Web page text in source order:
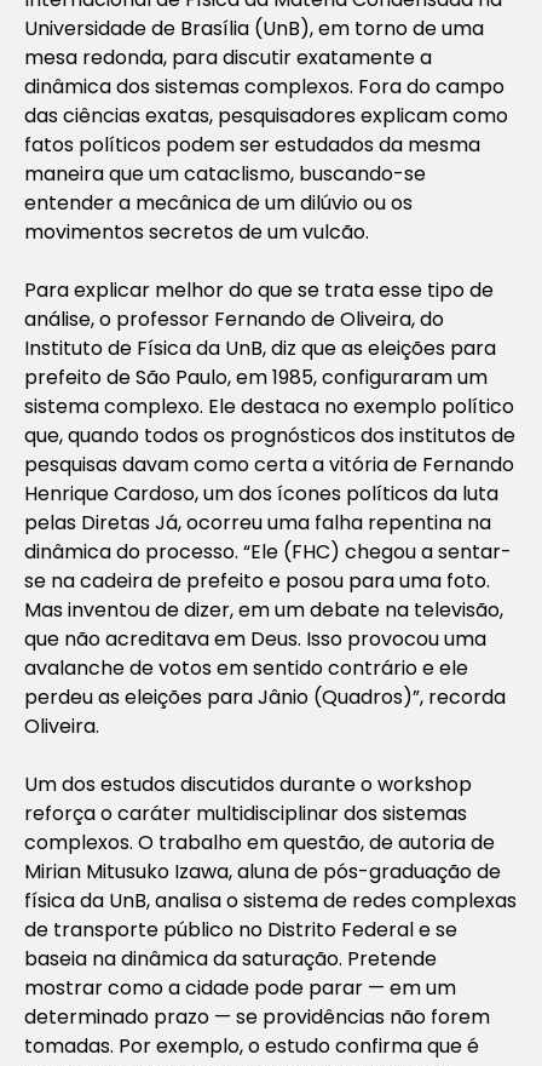
Universidade de Brasília (UnB), em torno de uma
mesa redonda, para discutir exatamente a
dinâmica dos sistemas complexos. Fora do campo
das ciências exatas, pesquisadores explicam como
fatos políticos podem ser estudados da mesma
maneira que um cataclismo, buscando-se
entender a mecânica de um dilúvio ou os
movimentos secretos de um vulcão.
Para explicar melhor do que se trata esse tipo de
análise, o professor Fernando de Oliveira, do
Instituto de Física da UnB, diz que as eleições para
prefeito de São Paulo, em 1985, configuraram um
sistema complexo. Ele destaca no exemplo político
que, quando todos os prognósticos dos institutos de
pesquisas davam como certa a vitória de Fernando
Henrique Cardoso, um dos ícones políticos da luta
pelas Diretas Já, ocorreu uma falha repentina na
dinâmica do processo. “Ele (FHC) chegou a sentar-
se na cadeira de prefeito e posou para uma foto.
Mas inventou de dizer, em um debate na televisão,
que não acreditava em Deus. Isso provocou uma
avalanche de votos em sentido contrário e ele
perdeu as eleições para Jânio (Quadros)”, recorda
Oliveira.
Um dos estudos discutidos durante o workshop
reforça o caráter multidisciplinar dos sistemas
complexos. O trabalho em questão, de autoria de
Mirian Mitusuko Izawa, aluna de pós-graduação de
física da UnB, analisa o sistema de redes complexas
de transporte público no Distrito Federal e se
baseia na dinâmica da saturação. Pretende
mostrar como a cidade pode parar — em um
determinado prazo — se providências não forem
tomadas. Por exemplo, o estudo confirma que é